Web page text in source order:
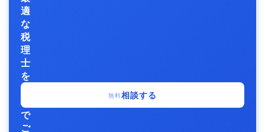
適
な
税
理
士
を
無
料
で
ご
無料相談する